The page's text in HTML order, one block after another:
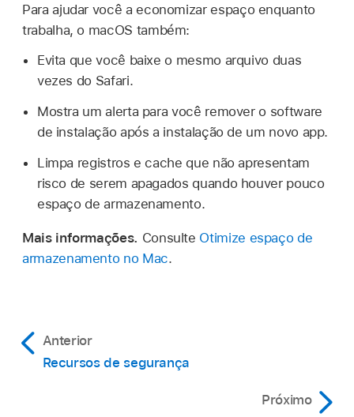
Para ajudar você a economizar espaço enquanto
trabalha, o macOS também:
Evita que você baixe o mesmo arquivo duas
vezes do Safari.
Mostra um alerta para você remover o software
de instalação após a instalação de um novo app.
Limpa registros e cache que não apresentam
risco de serem apagados quando houver pouco
espaço de armazenamento.
Mais informações. Consulte Otimize espaço de
armazenamento no Mac.
Anterior
Recursos de segurança
Próximo